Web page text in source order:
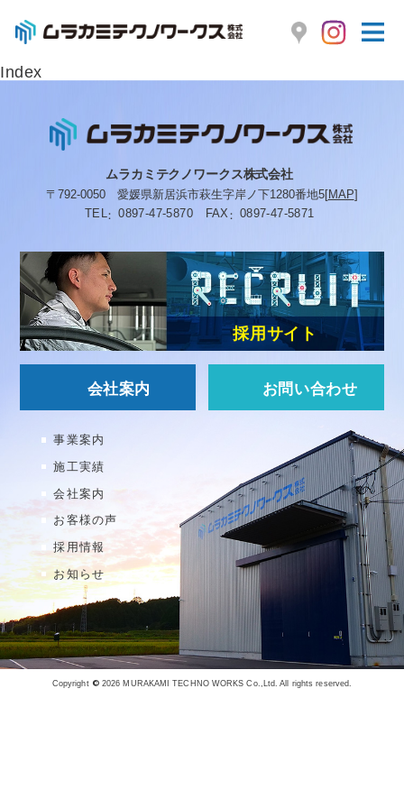
Index
事業案内
施工実績
会社案内
お客様の声
採用情報
お知らせ
採用サイト
会社案内 お問い合わせ
ムラカミテクノワークス株式会社
〒792-0050 愛媛県新居浜市萩生字岸ノ下1280番地5[MAP]
TEL
0897-47-5870 FAX 0897-47-5871
Copyright ©2026 MURAKAMI TECHNO WORKS Co.,Ltd. All rights reserved.